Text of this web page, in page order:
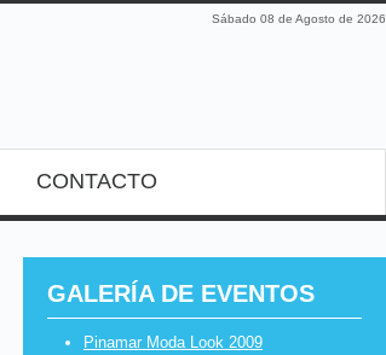
Sábado 08 de Agosto de 2026
CONTACTO
GALERÍA DE EVENTOS
Pinamar Moda Look 2009